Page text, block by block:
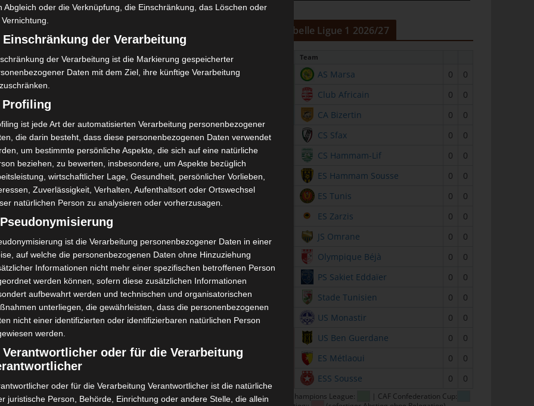
Tabelle Ligue 1 2026/27
Team
AS Marsa 0
0
Club Africain 0
0
CA Bizertin 0
0
CS Sfax 0
0
CS Hammam-Lif 0
0
ES Hammam Sousse 0
0
ES Tunis 0
0
ES Zarzis 0
0
JS Omrane 0
0
Olympique Béjà 0
0
PS Sakiet Eddaïer 0
0
Stade Tunisien 0
0
US Monastir 0
0
US Ben Guerdane 0
0
ES Métlaoui 0
0
ESS Sousse 0 0
CAF Champions League:
| CAF Confederation Cup:
Abgleich oder die Verknüpfung, die Einschränkung, das Löschen oder
Einschränkung der Verarbeitung
der Verarbeitung ist die Markierung gespeicherter
Daten mit dem Ziel, ihre künftige Verarbeitung
Profiling
ist jede Art der automatisierten Verarbeitung personenbezogener
die darin besteht, dass diese personenbezogenen Daten verwendet
um bestimmte persönliche Aspekte, die sich auf eine natürliche
beziehen, zu bewerten, insbesondere, um Aspekte bezüglich
wirtschaftlicher Lage, Gesundheit, persönlicher Vorlieben,
Zuverlässigkeit, Verhalten, Aufenthaltsort oder Ortswechsel
natürlichen Person zu analysieren oder vorherzusagen.
ist die Verarbeitung personenbezogener Daten in einer
auf welche die personenbezogenen Daten ohne Hinzuziehung
Informationen nicht mehr einer spezifischen betroffenen Person
werden können, sofern diese zusätzlichen Informationen
aufbewahrt werden und technischen und organisatorischen
unterliegen, die gewährleisten, dass die personenbezogenen
nicht einer identifizierten oder identifizierbaren natürlichen Person
werden.
Verantwortlicher oder für die Verarbeitung
oder für die Verarbeitung Verantwortlicher ist die natürliche
juristische Person, Behörde, Einrichtung oder andere Stelle, die allein